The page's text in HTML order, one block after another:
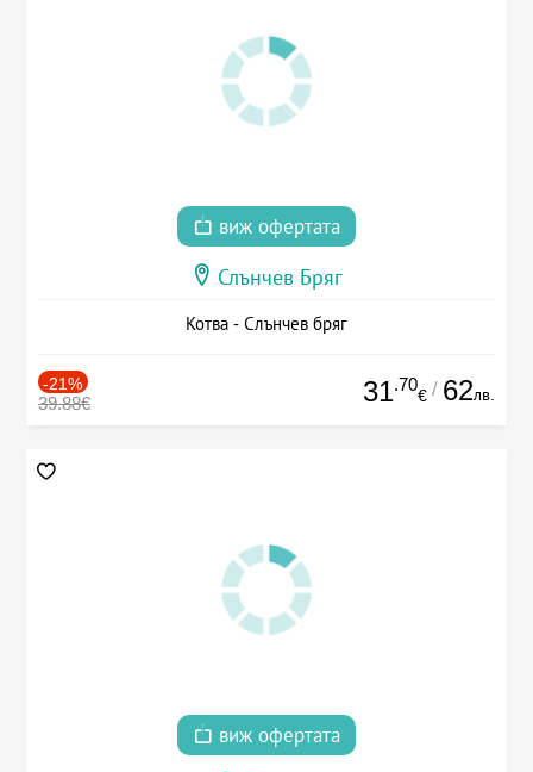
виж офертата
Слънчев Бряг
Котва - Слънчев бряг
-21%
39.88€ 31.70
€ / 62лв.
виж офертата